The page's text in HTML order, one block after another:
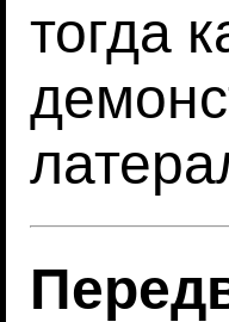
тогда